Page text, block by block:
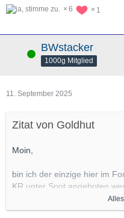
6 1
Online BWstacker
1000g Mitglied
11. September 2025
Zitat von Goldhut
Moin,
bin ich der einzige hier im
KR unter Spot angeboten
reduzieren sich auf jeden
diese ehemals mit